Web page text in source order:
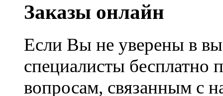
Заказы онлайн
Если Вы не уверены в
специалисты
вопросам, связанным с